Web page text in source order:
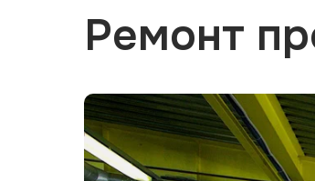
Ремонт